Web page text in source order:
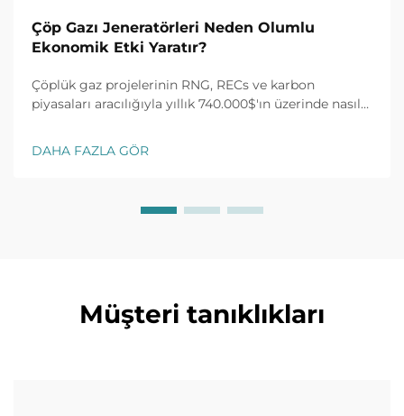
Çöp Gazı Jeneratörleri Neden Olumlu
Ekonomik Etki Yaratır?
Çöplük gaz projelerinin RNG, RECs ve karbon
piyasaları aracılığıyla yıllık 740.000$'ın üzerinde nasıl
yıllık alım anlaşmalarını açın. ROI'yi en üst düzeye
çıkarın—daha fazla bilgi edinin.
DAHA FAZLA GÖR
Müşteri tanıklıkları